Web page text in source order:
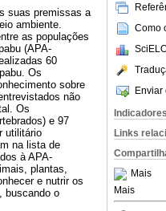
Como
Enviar
Indicadores
Links
Mais
Mais
suas premissas a
ambiente.
as populações
(APA-
60
Os
sobre
não
Os
e 97
utilitário
na lista de
à APA-
plantas,
e nutrir os
buscando o